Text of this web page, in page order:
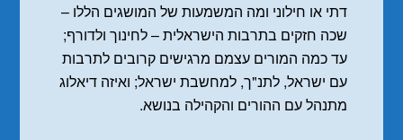
דתי או חילוני ומה המשמעות של המושגים הללו –
שכה חזקים בתרבות הישראלית – לחינוך ולדורף;
עד כמה המורים עצמם מרגישים קרובים לתרבות
עם ישראל, לתנ"ך, למחשבת ישראל; ואיזה דיאלוג
מתנהל עם ההורים והקהילה בנושא.